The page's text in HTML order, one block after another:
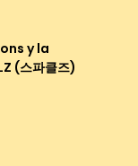
y la
(스파클즈)